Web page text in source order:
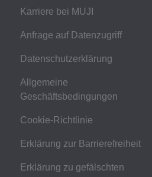
Karriere bei MUJI
Anfrage auf Datenzugriff
Datenschutzerklärung
Allgemeine
Geschäftsbedingungen
Cookie-Richtlinie
Erklärung zur Barrierefreiheit
Erklärung zu gefälschten